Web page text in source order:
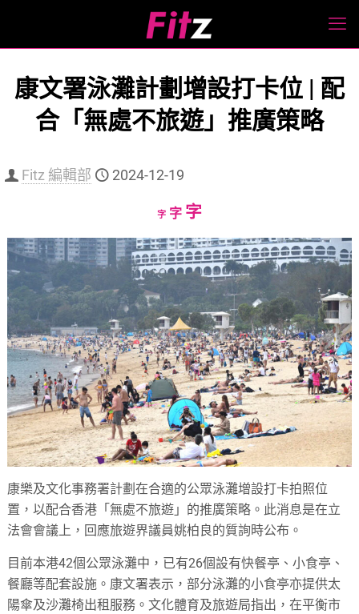
康文署泳灘計劃增設打卡位 | 配
合「無處不旅遊」推廣策略
Fitz 編輯部 2024-12-19
字Decrease
size.
字Reset
size.
字Increase
size.
康樂及文化事務署計劃在合適的公眾泳灘增設打卡拍照位
置，以配合香港「無處不旅遊」的推廣策略。此消息是在立
法會會議上，回應旅遊界議員姚柏良的質詢時公布。
目前本港42個公眾泳灘中，已有26個設有快餐亭、小食亭、
餐廳等配套設施。康文署表示，部分泳灘的小食亭亦提供太
陽傘及沙灘椅出租服務。文化體育及旅遊局指出，在平衡市